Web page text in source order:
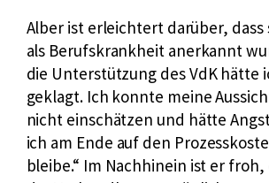
Alber ist erleichtert darüber, dass
als Berufskrankheit anerkannt
die Unterstützung des VdK hätte
geklagt. Ich konnte meine
nicht einschätzen und hätte
ich am Ende auf den
bleibe.“ Im Nachhinein ist er froh,